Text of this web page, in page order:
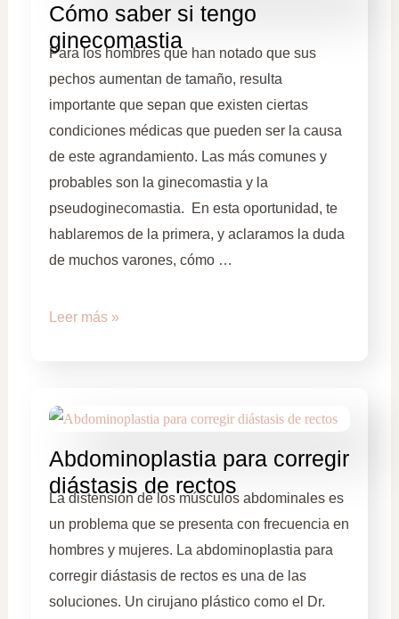
Cómo saber si tengo
ginecomastia
Para los hombres que han notado que sus
pechos aumentan de tamaño, resulta
importante que sepan que existen ciertas
condiciones médicas que pueden ser la causa
de este agrandamiento. Las más comunes y
probables son la ginecomastia y la
pseudoginecomastia. En esta oportunidad, te
hablaremos de la primera, y aclaramos la duda
de muchos varones, cómo …
Leer más »
Abdominoplastia para corregir
diástasis de rectos
La distensión de los músculos abdominales es
un problema que se presenta con frecuencia en
hombres y mujeres. La abdominoplastia para
corregir diástasis de rectos es una de las
soluciones. Un cirujano plástico como el Dr.